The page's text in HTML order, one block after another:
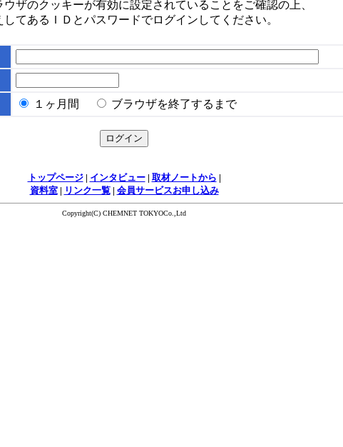
ウザのクッキーが有効に設定されていることをご確認の上、
してあるＩＤとパスワードでログインしてください。
１ヶ月間 ブラウザを終了するまで
トップページ| インタビュー| 取材ノートから |
資料室| リンク一覧| 会員サービスお申し込み
Copyright(C) CHEMNET TOKYOCo.,Ltd